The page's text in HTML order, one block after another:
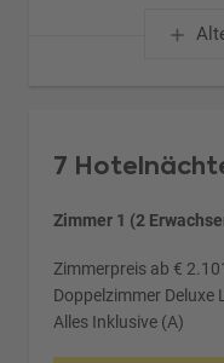
7
Zimmer 1 (2
Zimmerpreis ab €
Doppelzimmer Deluxe
Alles Inklusive (A)